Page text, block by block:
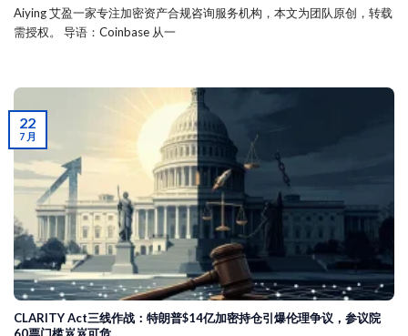
Aiying 艾盈一家专注加密资产合规咨询服务机构，本文为团队原创，转载
需授权。 导语：Coinbase 从一
CLARITY Act三线作战：特朗普$14亿加密持仓引爆伦理争议，参议院
60票门槛岌岌可危
22
7 月